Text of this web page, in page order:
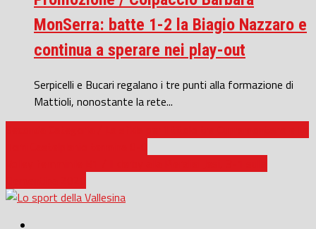
MonSerra: batte 1-2 la Biagio Nazzaro e
continua a sperare nei play-out
Serpicelli e Bucari regalano i tre punti alla formazione di
Mattioli, nonostante la rete...